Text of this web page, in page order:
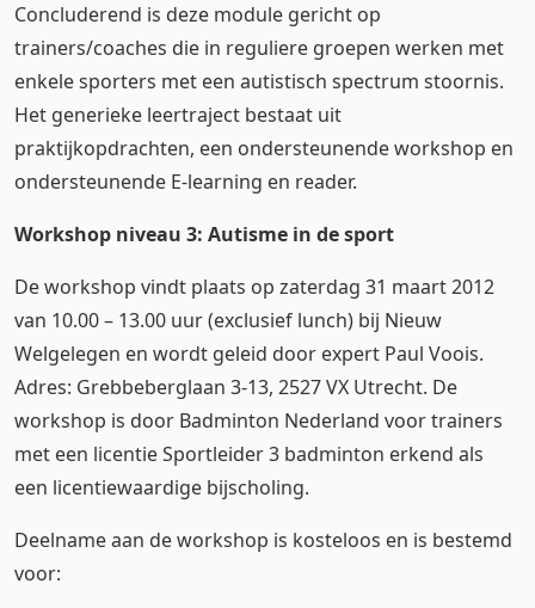
Concluderend is deze module gericht op
trainers/coaches die in reguliere groepen werken met
enkele sporters met een autistisch spectrum stoornis.
Het generieke leertraject bestaat uit
praktijkopdrachten, een ondersteunende workshop en
ondersteunende E-learning en reader.
Workshop niveau 3: Autisme in de sport
De workshop vindt plaats op zaterdag 31 maart 2012
van 10.00 – 13.00 uur (exclusief lunch) bij Nieuw
Welgelegen en wordt geleid door expert Paul Voois.
Adres: Grebbeberglaan 3-13, 2527 VX Utrecht. De
workshop is door Badminton Nederland voor trainers
met een licentie Sportleider 3 badminton erkend als
een licentiewaardige bijscholing.
Deelname aan de workshop is kosteloos en is bestemd
voor: